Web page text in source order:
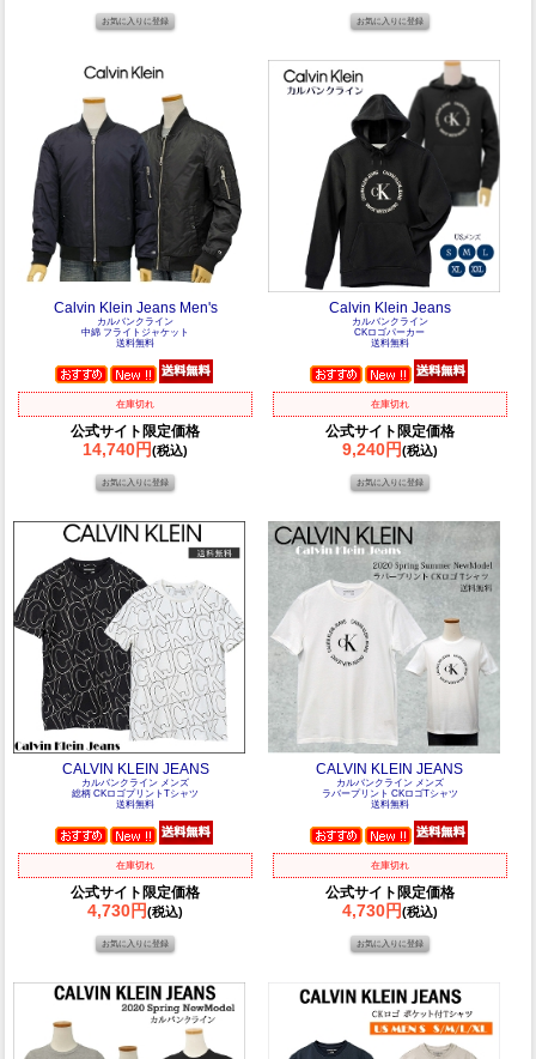
Calvin Klein Jeans Men's
カルバンクライン
中綿 フライトジャケット
送料無料
在庫切れ
公式サイト限定価格
14,740円(税込)
Calvin Klein Jeans
カルバンクライン
CKロゴパーカー
送料無料
在庫切れ
公式サイト限定価格
9,240円(税込)
CALVIN KLEIN JEANS
カルバンクライン メンズ
総柄 CKロゴプリントTシャツ
送料無料
在庫切れ
公式サイト限定価格
4,730円(税込)
CALVIN KLEIN JEANS
カルバンクライン メンズ
ラバープリント CKロゴTシャツ
送料無料
在庫切れ
公式サイト限定価格
4,730円(税込)